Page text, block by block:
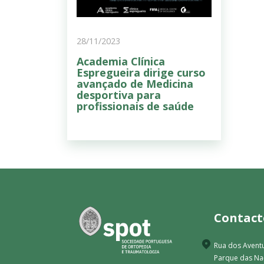
28/11/2023
Academia Clínica
Espregueira dirige curso
avançado de Medicina
desportiva para
profissionais de saúde
Rua dos
Parque das